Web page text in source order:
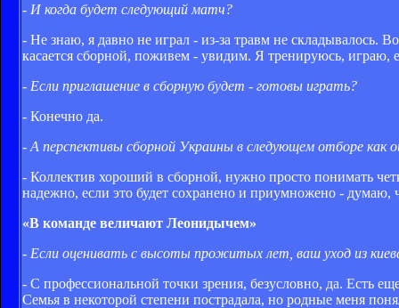
- И когда будет следующий матч?
- Не знаю, я давно не играл - из-за травм не складывалось.
касается сборной, поживем - увидим. Я тренируюсь, играю,
- Если приглашение в сборную будет - готовы играть?
- Конечно да.
- А перспективы сборной Украины в следующем отборе как
- Коллектив хороший в сборной, нужно просто понимать
надежно, если это будет сохранено и приумножено -
«В команде величают Леонидычем»
- Если оценивать с высоты прожитых лет, ваш уход из
- С профессиональной точки зрения, безусловно, да. Есть
Семья в некоторой степени пострадала, но родные меня